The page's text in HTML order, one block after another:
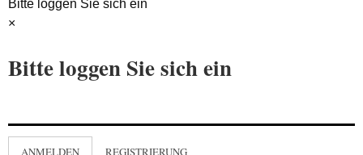
Bitte loggen Sie sich ein
×
Bitte loggen Sie sich ein
ANMELDEN REGISTRIERUNG